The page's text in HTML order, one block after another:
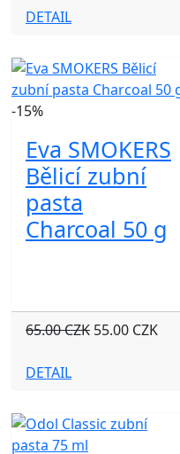
DETAIL
-15%
Eva SMOKERS
Bělicí zubní
pasta
Charcoal 50 g
65.00 CZK 55.00 CZK
DETAIL